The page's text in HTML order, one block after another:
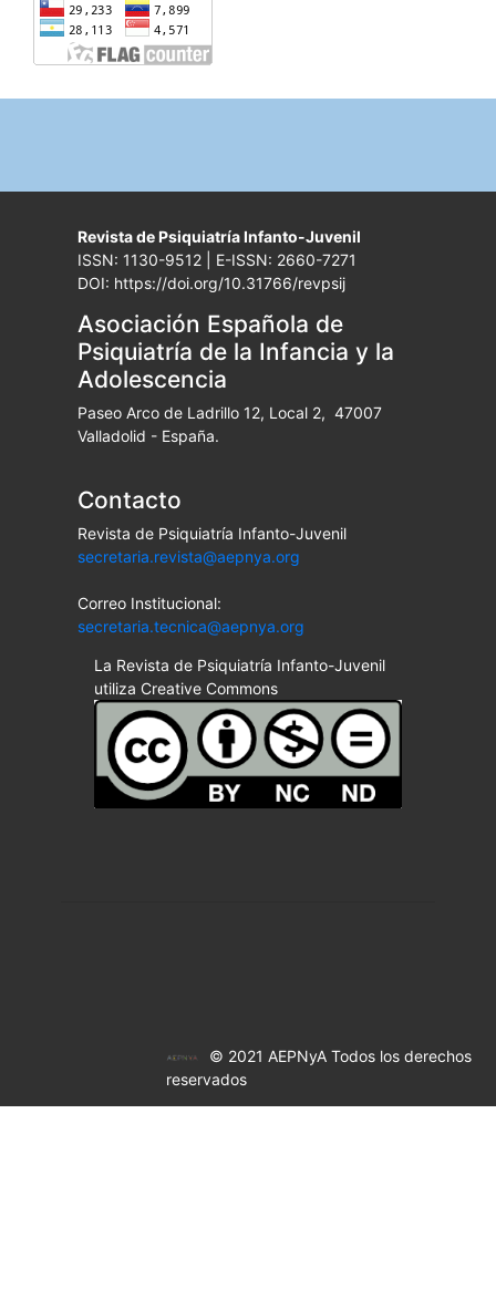
Revista de Psiquiatría Infanto-Juvenil
ISSN: 1130-9512 | E-ISSN: 2660-7271
DOI: https://doi.org/10.31766/revpsij
Asociación Española de
Psiquiatría de la Infancia y la
Adolescencia
Paseo Arco de Ladrillo 12, Local 2, 47007
Valladolid - España.
Contacto
Revista de Psiquiatría Infanto-Juvenil
secretaria.revista@aepnya.org
Correo Institucional:
secretaria.tecnica@aepnya.org
La Revista de Psiquiatría Infanto-Juvenil
utiliza Creative Commons
© 2021 AEPNyA Todos los derechos
reservados